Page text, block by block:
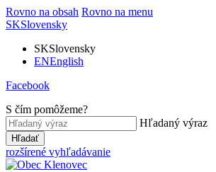
Rovno na obsah Rovno na menu
SKSlovensky
SKSlovensky
ENEnglish
Facebook
S čím pomôžeme?
Hľadaný výraz
Hľadať
rozšírené vyhľadávanie